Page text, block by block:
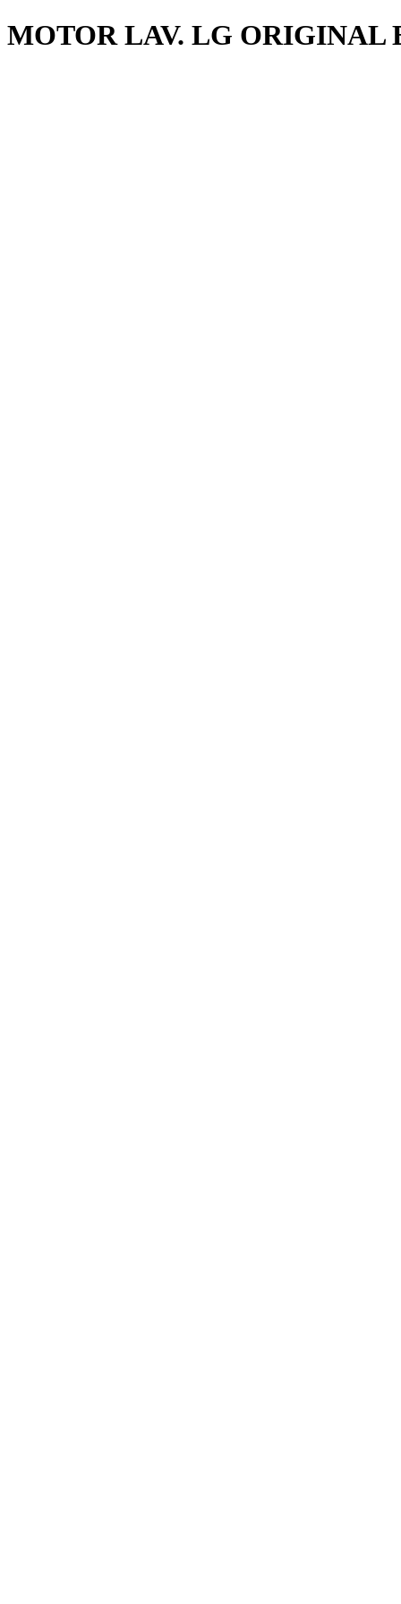
MOTOR LAV. LG ORIGINAL